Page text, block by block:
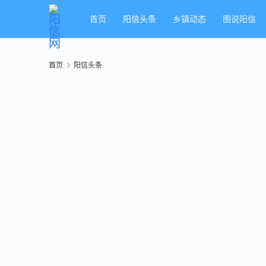
首页 阳信头条 乡镇动态 图说阳信
首页 阳信头条